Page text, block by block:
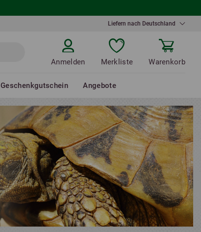
Liefern nach Deutschland
Anmelden Merkliste Warenkorb
Geschenkgutschein Angebote